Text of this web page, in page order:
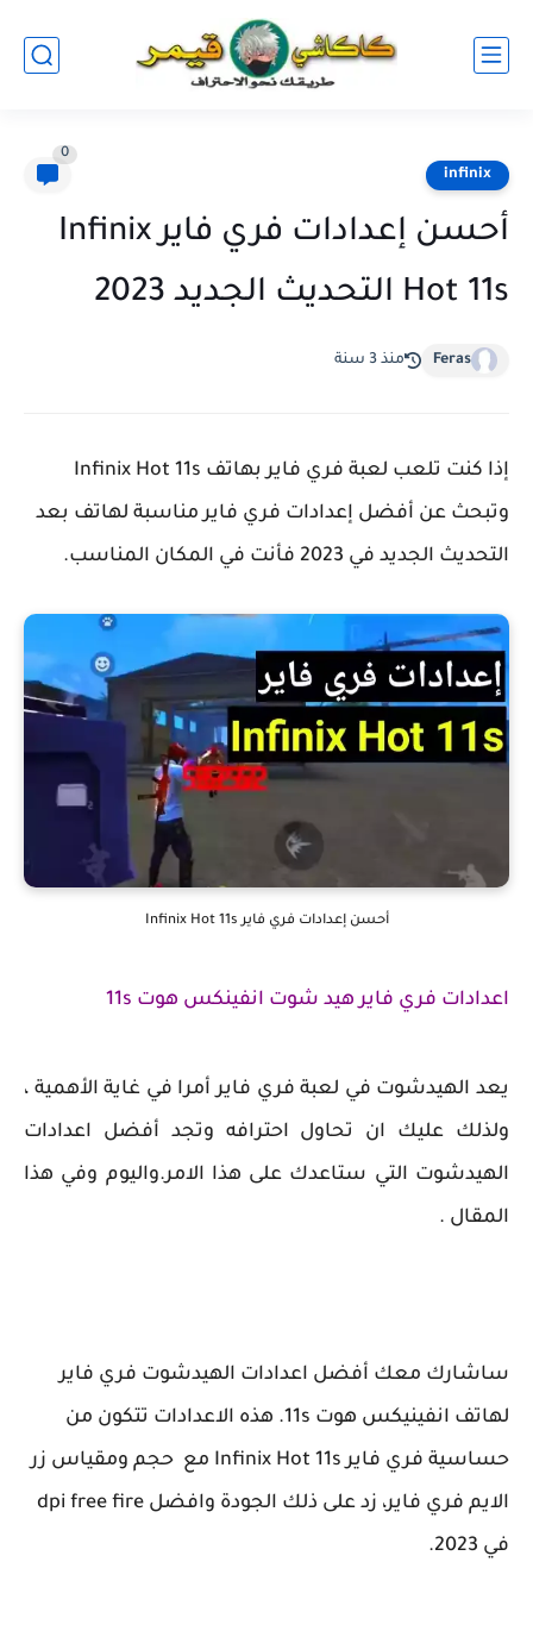
infinix
0
أحسن إعدادات فري فاير Infinix
Hot 11s التحديث الجديد 2023
Feras منذ 3 سنة
وتبحث عن أفضل إعدادات فري فاير مناسبة لهاتف بعد
التحديث الجديد في 2023 فأنت في المكان المناسب.
أحسن إعدادات فري فاير Infinix Hot 11s
اعدادات فري فاير هيد شوت انفينكس هوت 11s
يعد الهيدشوت في لعبة فري فاير أمرا في غاية الأهمية ،
ولذلك عليك ان تحاول احترافه وتجد أفضل اعدادات
الهيدشوت التي ستاعدك على هذا الامر.واليوم وفي هذا
المقال .
ساشارك معك أفضل اعدادات الهيدشوت فري فاير
لهاتف انفينيكس هوت 11s. هذه الاعدادات تتكون من
حساسية فري فاير Infinix Hot 11s مع حجم ومقياس زر
الايم فري فاير، زد على ذلك الجودة وافضل dpi free fire
في 2023.